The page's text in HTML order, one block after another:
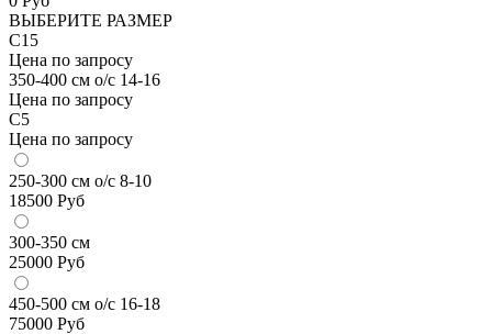
ВЫБЕРИТЕ РАЗМЕР
С15
Цена по запросу
350-400 см о/с 14-16
Цена по запросу
С5
Цена по запросу
250-300 см о/с 8-10
18500 Руб
300-350 см
25000 Руб
450-500 см о/с 16-18
75000 Руб